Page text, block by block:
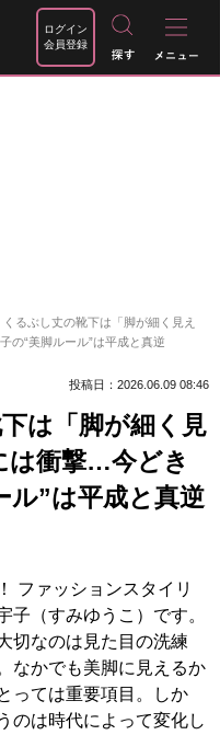
ログイン
会員登録
くるぶし丈の靴下は「脚が細く見え
の“美脚ルール”は平成と真逆
投稿日：2026.06.09 08:46
は「脚が細く見
は衝撃…今どき
ル”は平成と真逆
ファッションスタイリ
子（すみゆうこ）です。
切なのは見た目の洗練
なかでも美脚に見えるか
っては重要項目。しか
のは時代によって変化し